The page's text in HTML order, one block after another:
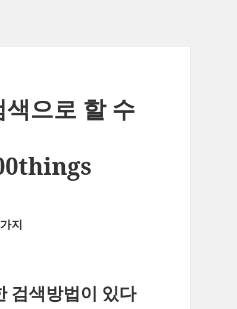
으로 할 수
지
검색방법이 있다